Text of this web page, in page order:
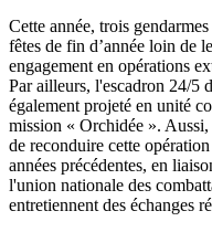
Cette année, trois
fêtes de fin d’année loin de
engagement en opérations
Par ailleurs, l'escadron 24/5
également projeté en unité
mission « Orchidée ».
de reconduire cette
années précédentes, en
l'union nationale des
entretiennent des échanges